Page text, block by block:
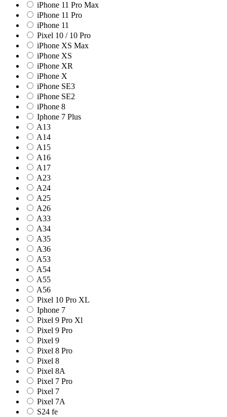
iPhone 11 Pro Max
iPhone 11 Pro
iPhone 11
Pixel 10 / 10 Pro
iPhone XS Max
iPhone XS
iPhone XR
iPhone X
iPhone SE3
iPhone SE2
iPhone 8
Iphone 7 Plus
A13
A14
A15
A16
A17
A23
A24
A25
A26
A33
A34
A35
A36
A53
A54
A55
A56
Pixel 10 Pro XL
Iphone 7
Pixel 9 Pro Xl
Pixel 9 Pro
Pixel 9
Pixel 8 Pro
Pixel 8
Pixel 8A
Pixel 7 Pro
Pixel 7
Pixel 7A
S24 fe